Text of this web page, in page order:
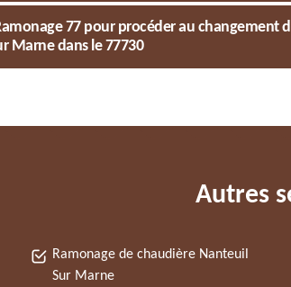
77 pour procéder au changement
Marne dans le 77730
Autres
Ramonage de chaudière Nanteuil
Sur Marne